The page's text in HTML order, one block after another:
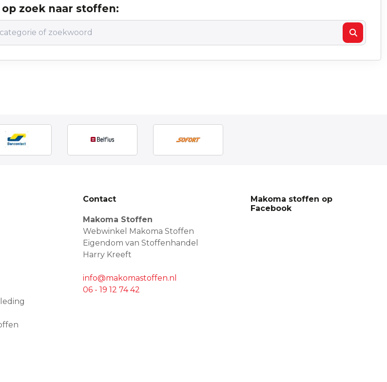
zoek naar stoffen:
Contact
Makoma Stoffen
Webwinkel Makoma Stoffen
Eigendom van Stoffenhandel
Harry Kreeft
info@makomastoffen.nl
06 - 19 12 74 42
Makoma stoffen op
Facebook